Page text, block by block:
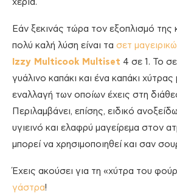
χέρια.
Εάν ξεκινάς τώρα τον εξοπλισμό της
πολύ καλή λύση είναι τα σετ
Izzy Multicook Multiset 4 σε 1. To
γυάλινο καπάκι και ένα καπάκι
εναλλαγή των οποίων έχεις στη
Περιλαμβάνει, επίσης, ειδικό
υγιεινό και ελαφρύ μαγείρεμα στον
μπορεί να χρησιμοποιηθεί και σαν
Έχεις ακούσει για τη «χύτρα του
γάστρα!